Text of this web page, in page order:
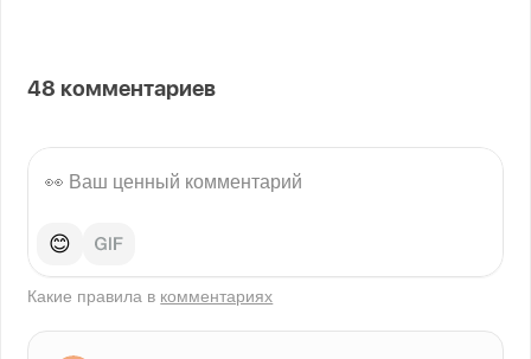
48 комментариев
😊
Какие правила в комментариях